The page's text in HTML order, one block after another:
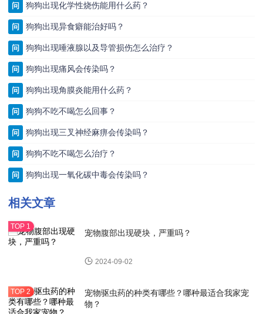
问 狗狗出现化学性烧伤能用什么药？
问 狗狗出现异食癖能治好吗？
问 狗狗出现唾液腺以及导管损伤怎么治疗？
问 狗狗出现痛风会传染吗？
问 狗狗出现角膜炎能用什么药？
问 狗狗不吃不喝怎么回事？
问 狗狗出现三叉神经麻痹会传染吗？
问 狗狗不吃不喝怎么治疗？
问 狗狗出现一氧化碳中毒会传染吗？
相关文章
宠物腹部出现硬块，严重吗？
2024-09-02
宠物驱虫药的种类有哪些？哪种最适合我家宠
物？